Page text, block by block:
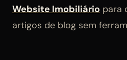
Website Imobiliário para
artigos de blog sem